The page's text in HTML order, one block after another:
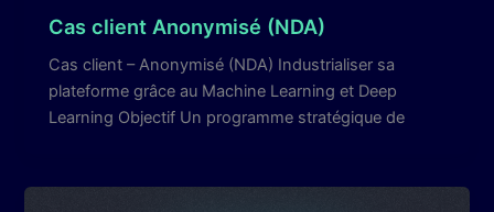
Cas client Anonymisé (NDA)
Cas client – Anonymisé (NDA) Industrialiser sa
plateforme grâce au Machine Learning et Deep
Learning Objectif Un programme stratégique de